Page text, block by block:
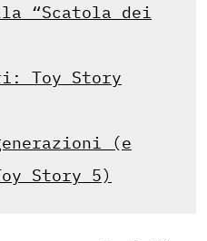
“Scatola dei
Toy Story
(e
Story 5)